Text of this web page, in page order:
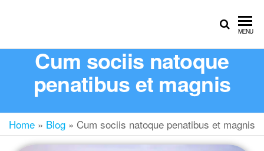
MENU
Cum sociis natoque
penatibus et magnis
Home » Blog » Cum sociis natoque penatibus et magnis